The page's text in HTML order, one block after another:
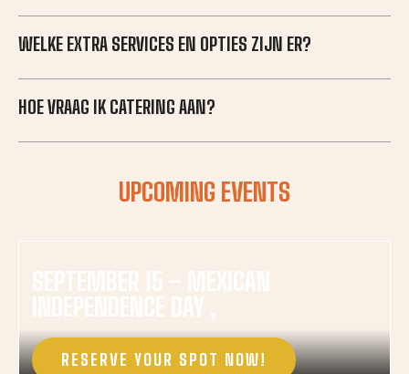
WELKE EXTRA SERVICES EN OPTIES ZIJN ER?
HOE VRAAG IK CATERING AAN?
UPCOMING EVENTS
RESERVE YOUR SPOT NOW!